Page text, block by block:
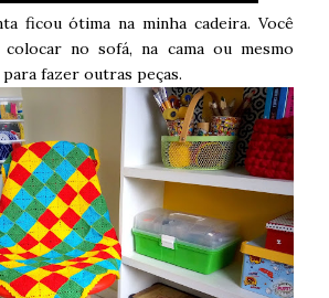
ficou ótima na minha cadeira. Você
no sofá, na cama ou mesmo
fazer outras peças.